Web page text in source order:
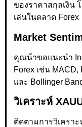
ของราคาสกุลเงิน
เล่นในตลาด Forex
Market
คุณน้าขอแนะนำ
Forex เช่น MACD,
และ Bollinger
วิเคราะห์
ติดตามการวิเครา